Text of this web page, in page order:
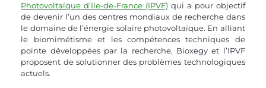
Photovoltaïque d’Ile-de-France (IPVF) qui a pour objectif
de devenir l’un des centres mondiaux de recherche dans
le domaine de l’énergie solaire photovoltaïque. En alliant
le biomimétisme et les compétences techniques de
pointe développées par la recherche, Bioxegy et l’IPVF
proposent de solutionner des problèmes technologiques
actuels.